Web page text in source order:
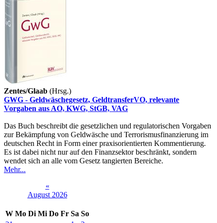
Zentes/Glaab (Hrsg.)
GWG - Geldwäschegesetz, GeldtransferVO, relevante
Vorgaben aus AO, KWG, StGB, VAG
Das Buch beschreibt die gesetzlichen und regulatorischen Vorgaben
zur Bekämpfung von Geldwäsche und Terrorismusfinanzierung im
deutschen Recht in Form einer praxisorientierten Kommentierung.
Es ist dabei nicht nur auf den Finanzsektor beschränkt, sondern
wendet sich an alle vom Gesetz tangierten Bereiche.
Mehr...
«
August 2026
W Mo Di Mi Do Fr Sa So